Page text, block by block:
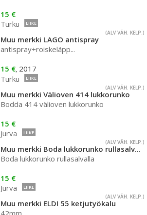
15 €
Turku
LIIKE
(ALV VÄH. KELP.)
Muu merkki LAGO antispray
antispray+roiskeläpp...
15 €, 2017
Turku
LIIKE
(ALV VÄH. KELP.)
Muu merkki Välioven 414 lukkorunko
Bodda 414 välioven lukkorunko
15 €
Jurva
LIIKE
(ALV VÄH. KELP.)
Muu merkki Boda lukkorunko rullasalvalla
Boda lukkorunko rullasalvalla
15 €
Jurva
LIIKE
(ALV VÄH. KELP.)
Muu merkki ELDI 55 ketjutyökalu
42mm